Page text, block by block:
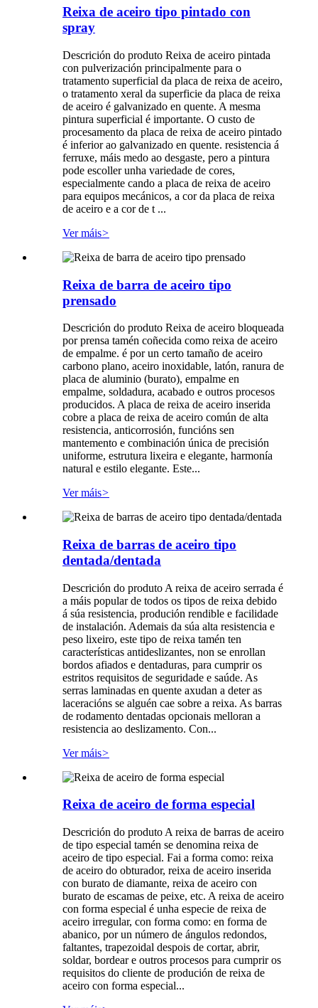
Reixa de aceiro tipo pintado con
spray
Descrición do produto Reixa de aceiro pintada
con pulverización principalmente para o
tratamento superficial da placa de reixa de aceiro,
o tratamento xeral da superficie da placa de reixa
de aceiro é galvanizado en quente. A mesma
pintura superficial é importante. O custo de
procesamento da placa de reixa de aceiro pintado
é inferior ao galvanizado en quente. resistencia á
ferruxe, máis medo ao desgaste, pero a pintura
pode escoller unha variedade de cores,
especialmente cando a placa de reixa de aceiro
para equipos mecánicos, a cor da placa de reixa
de aceiro e a cor de t ...
Ver máis>
Reixa de barra de aceiro tipo
prensado
Descrición do produto Reixa de aceiro bloqueada
por prensa tamén coñecida como reixa de aceiro
de empalme. é por un certo tamaño de aceiro
carbono plano, aceiro inoxidable, latón, ranura de
placa de aluminio (burato), empalme en
empalme, soldadura, acabado e outros procesos
producidos. A placa de reixa de aceiro inserida
cobre a placa de reixa de aceiro común de alta
resistencia, anticorrosión, funcións sen
mantemento e combinación única de precisión
uniforme, estrutura lixeira e elegante, harmonía
natural e estilo elegante. Este...
Ver máis>
Reixa de barras de aceiro tipo
dentada/dentada
Descrición do produto A reixa de aceiro serrada é
a máis popular de todos os tipos de reixa debido
á súa resistencia, produción rendible e facilidade
de instalación. Ademais da súa alta resistencia e
peso lixeiro, este tipo de reixa tamén ten
características antideslizantes, non se enrollan
bordos afiados e dentaduras, para cumprir os
estritos requisitos de seguridade e saúde. As
serras laminadas en quente axudan a deter as
laceracións se alguén cae sobre a reixa. As barras
de rodamento dentadas opcionais melloran a
resistencia ao deslizamento. Con...
Ver máis>
Reixa de aceiro de forma especial
Descrición do produto A reixa de barras de aceiro
de tipo especial tamén se denomina reixa de
aceiro de tipo especial. Fai a forma como: reixa
de aceiro do obturador, reixa de aceiro inserida
con burato de diamante, reixa de aceiro con
burato de escamas de peixe, etc. A reixa de aceiro
con forma especial é unha especie de reixa de
aceiro irregular, con forma como: en forma de
abanico, por un número de ángulos redondos,
faltantes, trapezoidal despois de cortar, abrir,
soldar, bordear e outros procesos para cumprir os
requisitos do cliente de produción de reixa de
aceiro con forma especial...